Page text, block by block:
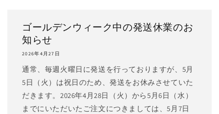
ゴールデンウィーク中の発送休業のお
知らせ
2026年4月27日
通常、毎週火曜日に発送を行っておりますが、5月
5日（火）は祝日のため、発送をお休みさせていた
だきます。2026年4月28日（火）から5月6日（水）
までにいただいたご注文につきましては、5月7日